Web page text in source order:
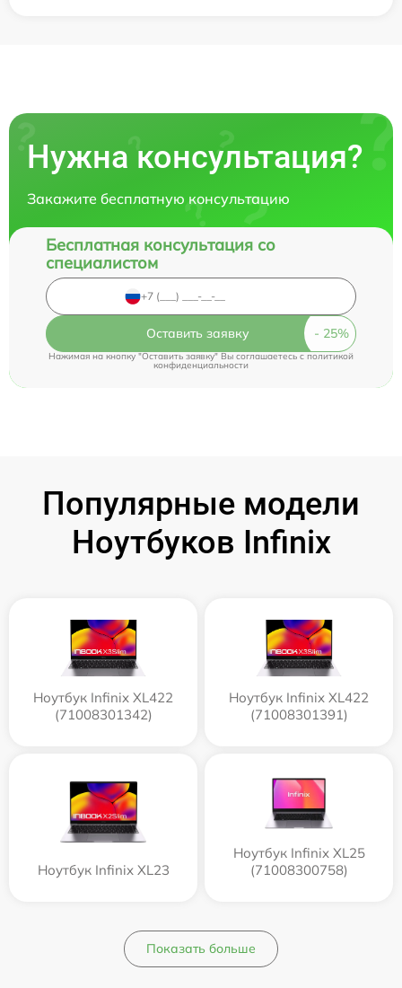
Нужна консультация?
Закажите бесплатную консультацию
Бесплатная консультация со
специалистом
Оставить заявку
Нажимая на кнопку "Оставить заявку" Вы соглашаетесь cполитикой
конфиденциальности
Популярные модели
Ноутбуков Infinix
Ноутбук Infinix XL422
(71008301342)
Ноутбук Infinix XL422
(71008301391)
Ноутбук Infinix XL23
Ноутбук Infinix XL25
(71008300758)
Показать больше